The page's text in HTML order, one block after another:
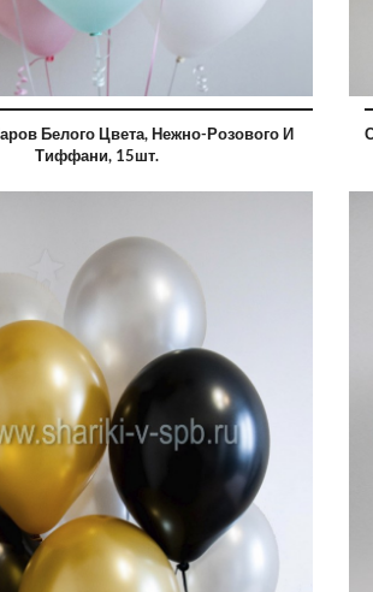
Белого Цвета, Нежно-Розового И
Тиффани, 15шт.